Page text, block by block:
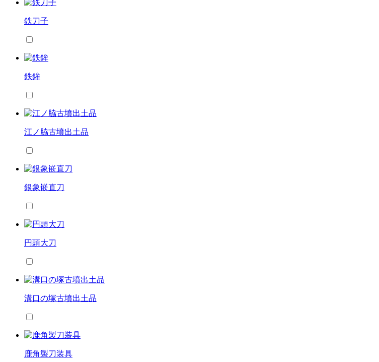
鉄刀子
鉄鉾
江ノ脇古墳出土品
銀象嵌直刀
円頭大刀
溝口の塚古墳出土品
鹿角製刀装具